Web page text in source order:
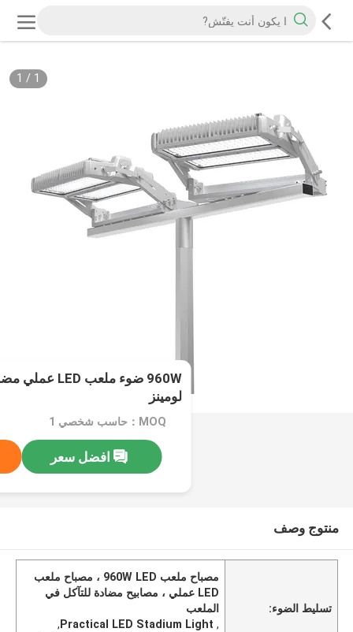
1
/
1
لومينز
MOQ：حاسب شخصي 1
افضل سعر
منتوج وصف
تسليط الضوء:
مصباح ملعب 960W LED ، مصباح ملعب
LED عملي ، مصابيح مضادة للتآكل في
الملعب
,
Practical LED Stadium Light
,